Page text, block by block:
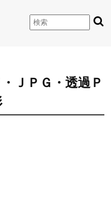
ＪＰＧ・透過Ｐ